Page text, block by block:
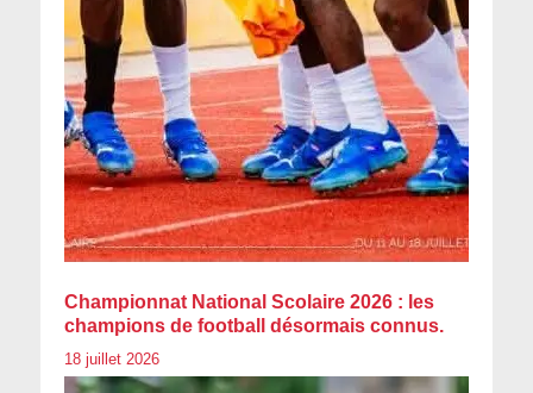
Championnat National Scolaire 2026 : les
champions de football désormais connus.
18 juillet 2026